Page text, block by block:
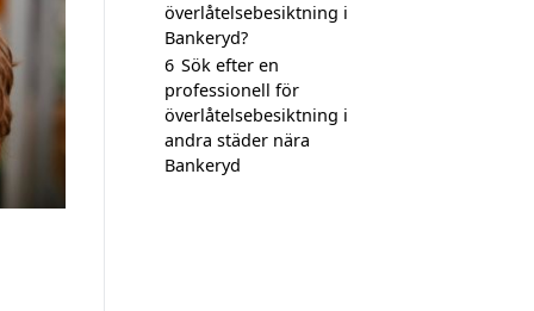
överlåtelsebesiktning i
Bankeryd?
6 Sök efter en
professionell för
överlåtelsebesiktning i
andra städer nära
Bankeryd